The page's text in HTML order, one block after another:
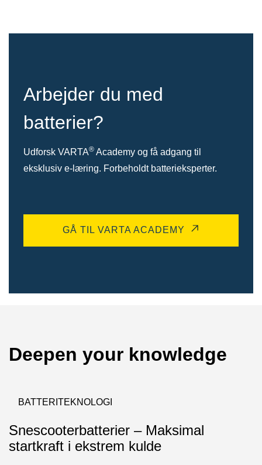
Arbejder du med
batterier?
Udforsk VARTA® Academy og få adgang til
eksklusiv e-læring. Forbeholdt batterieksperter.
GÅ TIL VARTA ACADEMY
Deepen your knowledge
BATTERITEKNOLOGI
Snescooterbatterier – Maksimal
startkraft i ekstrem kulde